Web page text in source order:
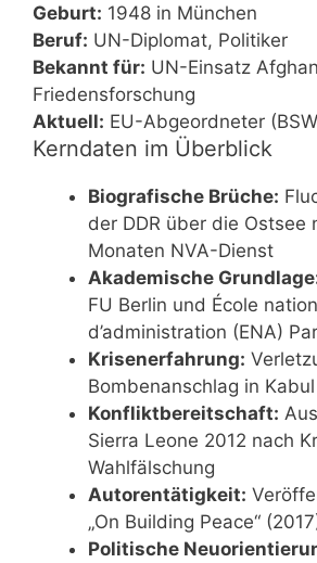
Geburt: 1948 in München
Beruf: UN-Diplomat, Politiker
Bekannt für: UN-Einsatz
Friedensforschung
Aktuell: EU-Abgeordneter
Kerndaten im Überblick
Biografische Brüche:
der DDR über die Ostsee
Monaten NVA-Dienst
Akademische
FU Berlin und École
d’administration (ENA)
Krisenerfahrung:
Bombenanschlag in
Konfliktbereitschaft:
Sierra Leone 2012 nach
Wahlfälschung
Autorentätigkeit:
„On Building Peace“
Politische